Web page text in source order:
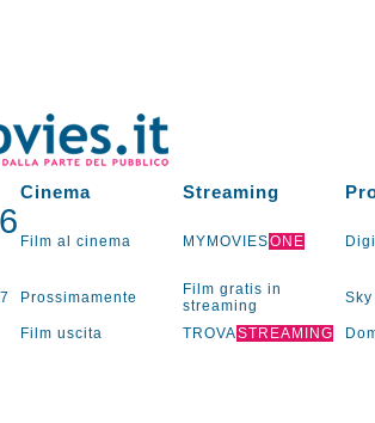
Cinema Streaming
Film al cinema MYMOVIESONE
Prossimamente
Film gratis in
streaming
Sky
Film uscita TROVASTREAMING